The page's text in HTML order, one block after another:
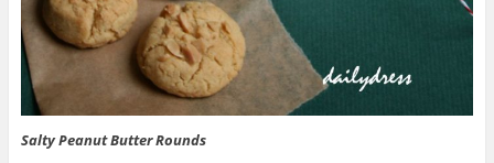
Salty Peanut Butter Rounds